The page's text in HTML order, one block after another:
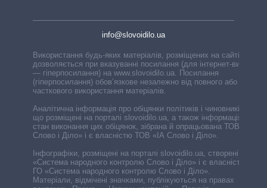
info@slovoidilo.ua
Використання будь-яких матеріалів, розміщених на сайті,
дозволяється при вказуванні посилання (для інтернет-видань
— гіперпосилання) на www.slovoidilo.ua. Посилання
(гіперпосилання) обов’язкове незалежно від повного або
часткового використання матеріалів.
Аналітична інформація про обіцянки політиків і чиновників,
що розміщені на порталі slovoidilo.ua, а також інформація про
стан виконання цих обіцянок, зібрана й опрацьована ТОВ «ІА
Слово і Діло» і є власністю ТОВ «ІА Слово і Діло».
Інфографіки, розміщені на порталі slovoidilo.ua, створені ГО
«Система народного контролю Слово і Діло» і є власністю
ГО «Система народного контролю Слово і Діло».
Матеріали, відмічені значками, публікуються на правах